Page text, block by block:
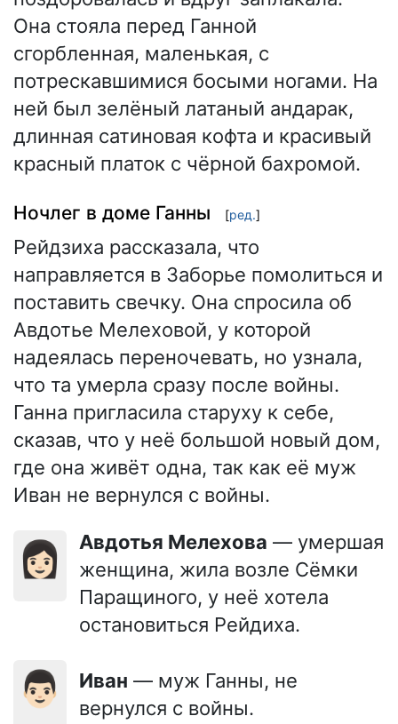
Она стояла перед Ганной
сгорбленная, маленькая, с
потрескавшимися босыми ногами. На
ней был зелёный латаный андарак,
длинная сатиновая кофта и красивый
красный платок с чёрной бахромой.
Ночлег в доме Ганны [ред.]
Рейдзиха рассказала, что
направляется в Заборье помолиться и
поставить свечку. Она спросила об
Авдотье Мелеховой, у которой
надеялась переночевать, но узнала,
что та умерла сразу после войны.
Ганна пригласила старуху к себе,
сказав, что у неё большой новый дом,
где она живёт одна, так как её муж
Иван не вернулся с войны.
👩🏻 Авдотья Мелехова — умершая
женщина, жила возле Сёмки
Паращиного, у неё хотела
остановиться Рейдиха.
👨🏻 Иван — муж Ганны, не
вернулся с войны.